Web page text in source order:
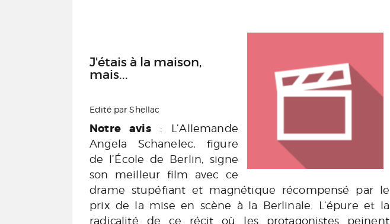
J'étais à la maison,
mais...
Edité par Shellac
Notre avis: L’Allemande
Angela Schanelec, figure
de l’École de Berlin, signe
son meilleur film avec ce
drame stupéfiant et magnétique récompensé par le
prix de la mise en scène à la Berlinale. L’épure et la
radicalité de ce récit où les protagonistes peinent